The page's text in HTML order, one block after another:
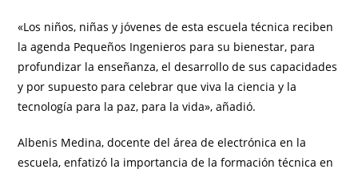
«Los niños, niñas y jóvenes de esta escuela técnica reciben
la agenda Pequeños Ingenieros para su bienestar, para
profundizar la enseñanza, el desarrollo de sus capacidades
y por supuesto para celebrar que viva la ciencia y la
tecnología para la paz, para la vida», añadió.
Albenis Medina, docente del área de electrónica en la
escuela, enfatizó la importancia de la formación técnica en